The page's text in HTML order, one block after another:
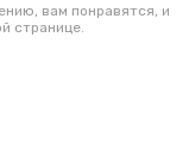
вам понравятся, и
странице.